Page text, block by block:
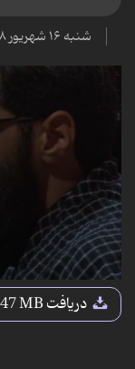
شنبه ۱۶ شهریور ۱۳۹۸ - ۱۶:۱۵
دریافت47 MB